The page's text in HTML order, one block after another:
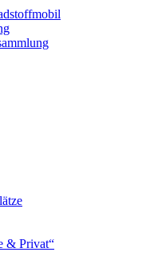
& Privat“